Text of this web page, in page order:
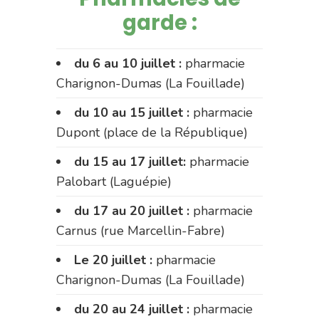
garde :
du 6 au 10 juillet : pharmacie
Charignon-Dumas (La Fouillade)
du 10 au 15 juillet : pharmacie
Dupont (place de la République)
du 15 au 17 juillet: pharmacie
Palobart (Laguépie)
du 17 au 20 juillet : pharmacie
Carnus (rue Marcellin-Fabre)
Le 20 juillet : pharmacie
Charignon-Dumas (La Fouillade)
du 20 au 24 juillet : pharmacie